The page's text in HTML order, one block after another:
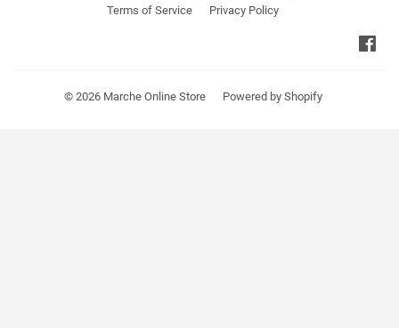
Terms of Service
Privacy Policy
© 2026 Marche Online Store Powered by Shopify